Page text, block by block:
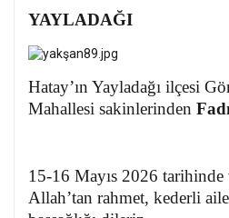
YAYLADAĞI
Hatay’ın Yayladağı ilçesi
Mahallesi sakinlerinden
15-16 Mayıs 2026 tarihinde
Allah’tan rahmet, kederli